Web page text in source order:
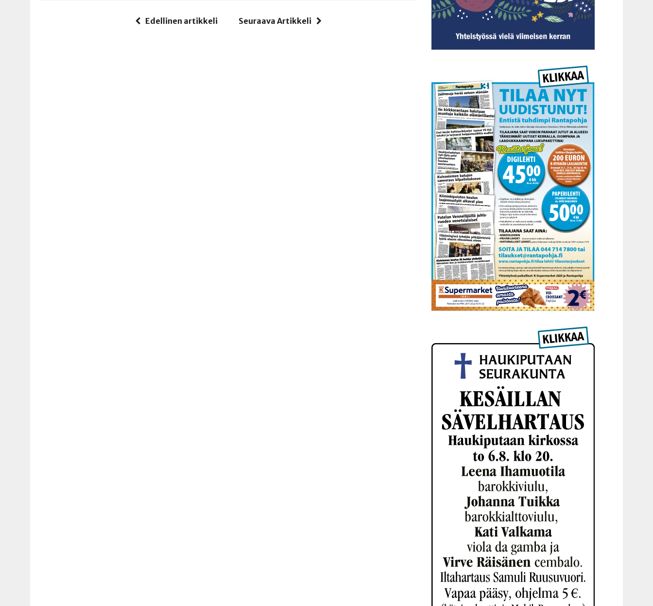
Edellinen artikkeli Seuraava Artikkeli